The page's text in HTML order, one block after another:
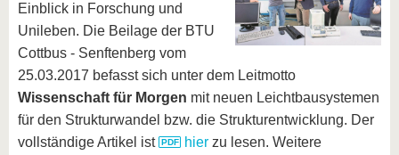
Einblick in Forschung und
Unileben. Die Beilage der BTU
Cottbus - Senftenberg vom
25.03.2017 befasst sich unter dem Leitmotto
Wissenschaft für Morgen mit neuen Leichtbausystemen
für den Strukturwandel bzw. die Strukturentwicklung. Der
vollständige Artikel ist
hier zu lesen. Weitere